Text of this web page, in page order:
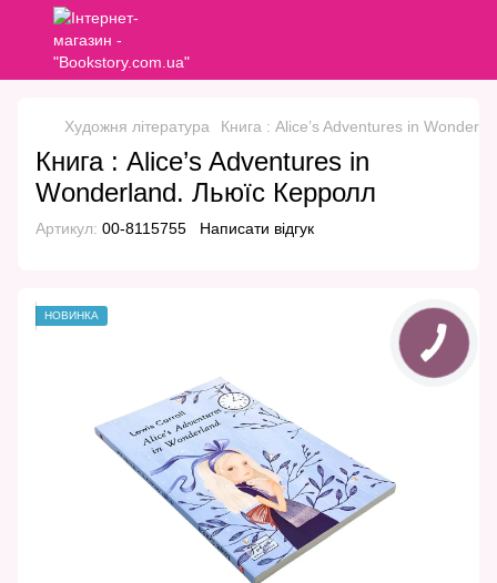
Художня література Книга : Alice’s Adventures in
Книга : Alice’s Adventures in
Wonderland. Льюїс Керролл
Артикул: 00-8115755 Написати відгук
НОВИНКА